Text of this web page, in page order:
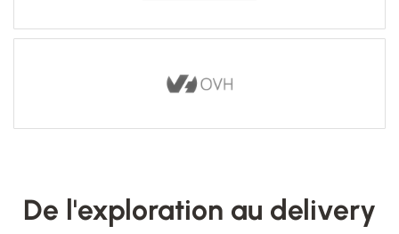
De l'exploration au delivery